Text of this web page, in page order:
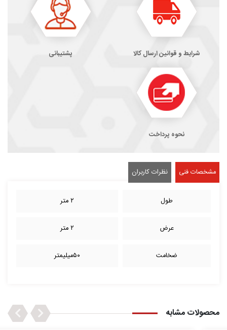
شرایط و قوانین ارسال کالا پشتیبانی
نحوه پرداخت
مشخصات فنی نظرات کاربران
طول ۲ متر
عرض ۲ متر
ضخامت ۵۰میلیمتر
محصولات مشابه Previous
Next